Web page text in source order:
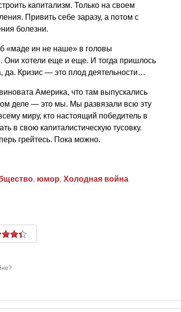
капитализм. Только на своем
Привить себе заразу, а потом с
болезни.
«маде ин не наше» в головы
Они хотели еще и еще. И тогда пришлось
Кризис — это плод деятельности…
Америка, что там выпускались
деле — это мы. Мы развязали всю эту
миру, кто настоящий победитель в
в свою капиталистическую тусовку.
грейтесь. Пока можно.
, юмор, Холодная война